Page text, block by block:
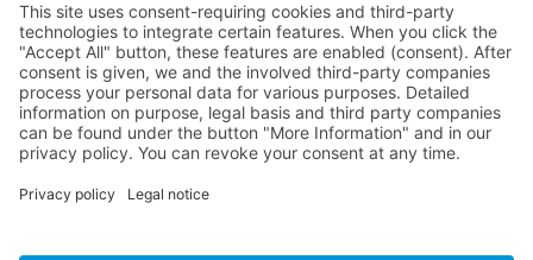
Documentation
Tutorials
Blog
Community
Discord